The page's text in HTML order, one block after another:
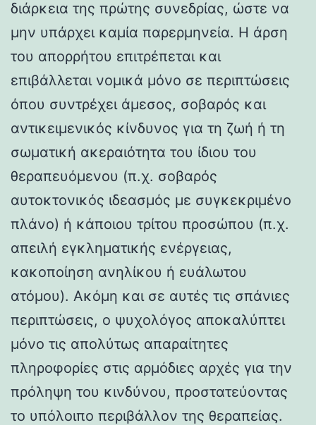
διάρκεια της πρώτης συνεδρίας, ώστε να
μην υπάρχει καμία παρερμηνεία. Η άρση
του απορρήτου επιτρέπεται και
επιβάλλεται νομικά μόνο σε περιπτώσεις
όπου συντρέχει άμεσος, σοβαρός και
αντικειμενικός κίνδυνος για τη ζωή ή τη
σωματική ακεραιότητα του ίδιου του
θεραπευόμενου (π.χ. σοβαρός
αυτοκτονικός ιδεασμός με συγκεκριμένο
πλάνο) ή κάποιου τρίτου προσώπου (π.χ.
απειλή εγκληματικής ενέργειας,
κακοποίηση ανηλίκου ή ευάλωτου
ατόμου). Ακόμη και σε αυτές τις σπάνιες
περιπτώσεις, ο ψυχολόγος αποκαλύπτει
μόνο τις απολύτως απαραίτητες
πληροφορίες στις αρμόδιες αρχές για την
πρόληψη του κινδύνου, προστατεύοντας
το υπόλοιπο περιβάλλον της θεραπείας.